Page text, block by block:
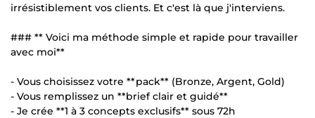
irrésistiblement vos clients. Et c'est là que j'interviens.
### ** Voici ma méthode simple et rapide pour travailler
avec moi**
- Vous choisissez votre **pack** (Bronze, Argent, Gold)
- Vous remplissez un **brief clair et guidé**
- Je crée **1 à 3 concepts exclusifs** sous 72h